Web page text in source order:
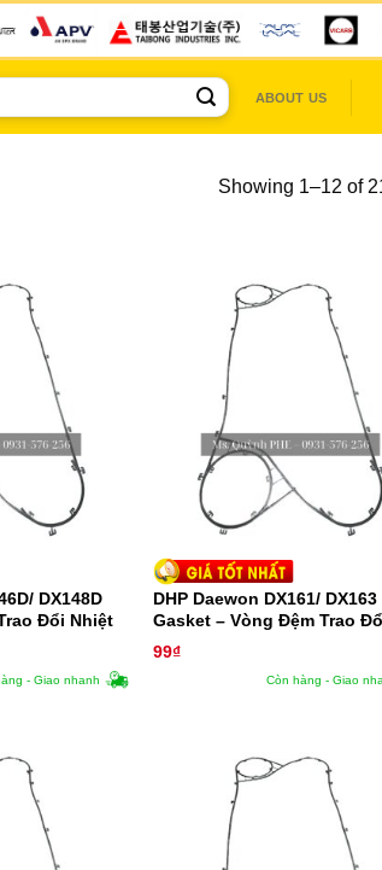
ABOUT US
Showing 1–12 of
DX148D
Đổi Nhiệt
- Giao nhanh
DHP Daewon DX161/ DX163
Gasket – Vòng Đệm Trao
Nhiệt
99₫
Còn hàng - Giao